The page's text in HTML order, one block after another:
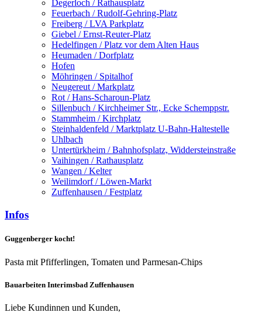
Degerloch / Rathausplatz
Feuerbach / Rudolf-Gehring-Platz
Freiberg / LVA Parkplatz
Giebel / Ernst-Reuter-Platz
Hedelfingen / Platz vor dem Alten Haus
Heumaden / Dorfplatz
Hofen
Möhringen / Spitalhof
Neugereut / Markplatz
Rot / Hans-Scharoun-Platz
Sillenbuch / Kirchheimer Str., Ecke Schemppstr.
Stammheim / Kirchplatz
Steinhaldenfeld / Marktplatz U-Bahn-Haltestelle
Uhlbach
Untertürkheim / Bahnhofsplatz, Widdersteinstraße
Vaihingen / Rathausplatz
Wangen / Kelter
Weilimdorf / Löwen-Markt
Zuffenhausen / Festplatz
Infos
Guggenberger kocht!
Pasta mit Pfifferlingen, Tomaten und Parmesan-Chips
Bauarbeiten Interimsbad Zuffenhausen
Liebe Kundinnen und Kunden,